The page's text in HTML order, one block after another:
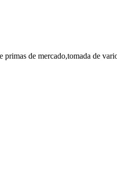
de mercado,tomada de